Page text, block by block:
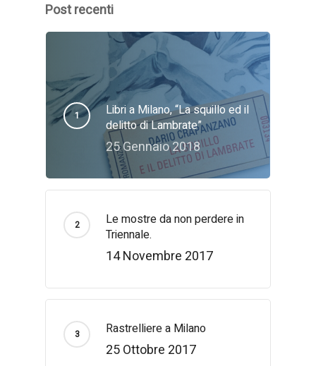
Post recenti
Libri a Milano, “La squillo ed il
delitto di Lambrate”
25 Gennaio 2018
Le mostre da non perdere in
Triennale.
14 Novembre 2017
Rastrelliere a Milano
25 Ottobre 2017